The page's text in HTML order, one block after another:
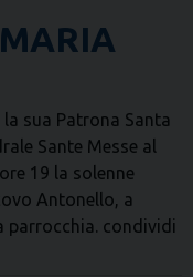
sua Patrona Santa
Sante Messe al
19 la solenne
Antonello, a
parrocchia. condividi